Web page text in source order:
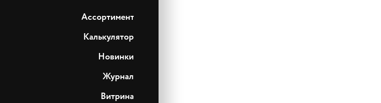
Ассортимент
Новинки
Журнал
Витрина
Калькулятор